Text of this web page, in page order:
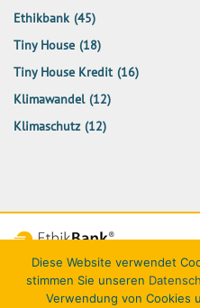
Ethikbank (45)
Tiny House (18)
Tiny House Kredit (16)
Klimawandel (12)
Klimaschutz (12)
Netiquette Datenschutz
Diese Website verwendet
stimmen Sie unseren
Verwendung von Cookies